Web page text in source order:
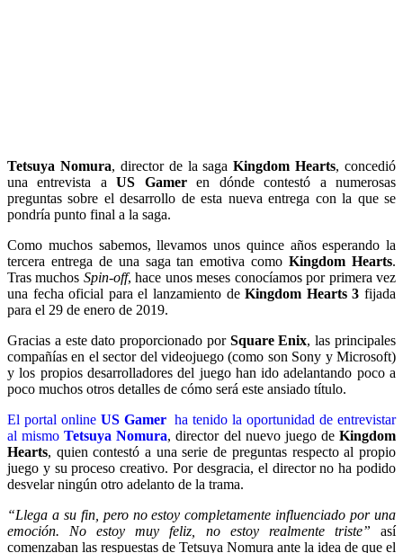
Tetsuya Nomura, director de la sagaKingdom Hearts, concedió
una entrevista aUS Gameren dónde contestó a numerosas
preguntas sobre el desarrollo de esta nueva entrega con la que se
pondría punto final a la saga.
Como muchos sabemos, llevamos unos quince años esperando la
tercera entrega de una saga tan emotiva comoKingdom Hearts.
Tras muchos Spin-off, hace unos meses conocíamos por primera vez
una fecha oficial para el lanzamiento deKingdom Hearts 3 fijada
para el 29 de enero de 2019.
Gracias a este dato proporcionado por Square Enix, las principales
compañías en el sector del videojuego (como son Sony y Microsoft)
y los propios desarrolladores del juego han ido adelantando poco a
poco muchos otros detalles de cómo será este ansiado título.
El portal online US Gamerha tenido la oportunidad de entrevistar
al mismoTetsuya Nomura, director del nuevo juego deKingdom
Hearts, quien contestó a una serie de preguntas respecto al propio
juego y su proceso creativo. Por desgracia, el director no ha podido
desvelar ningún otro adelanto de la trama.
“Llega a su fin, pero no estoy completamente influenciado por una
emoción. No estoy muy feliz, no estoy realmente triste” así
comenzaban las respuestas de Tetsuya Nomura ante la idea de que el